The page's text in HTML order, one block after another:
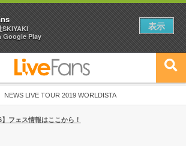
NEWS LIVE TOUR 2019 WORLDISTA
キング】2026年上半期編発表！
】フェス情報はここから！
SKIYAKI
Google Play
表示